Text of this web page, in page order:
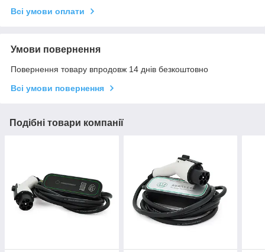
Всі умови оплати
Умови повернення
Повернення товару впродовж 14 днів безкоштовно
Всі умови повернення
Подібні товари компанії